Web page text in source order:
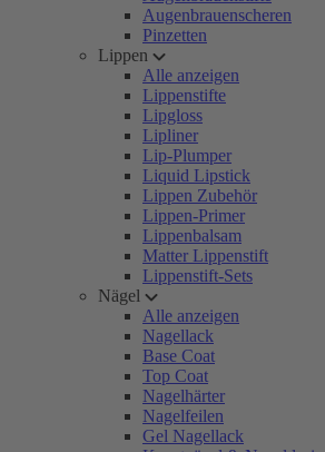
Augenbrauenscheren
Pinzetten
Lippen
Alle anzeigen
Lippenstifte
Lipgloss
Lipliner
Lip-Plumper
Liquid Lipstick
Lippen Zubehör
Lippen-Primer
Lippenbalsam
Matter Lippenstift
Lippenstift-Sets
Nägel
Alle anzeigen
Nagellack
Base Coat
Top Coat
Nagelhärter
Nagelfeilen
Gel Nagellack